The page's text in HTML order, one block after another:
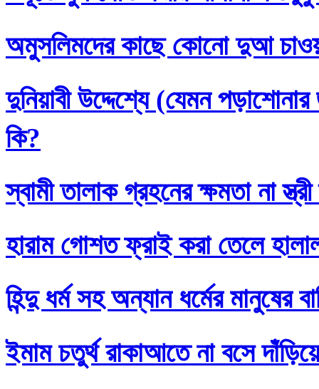
অমুসলিমদের কাছে কোনো দুআ
দুনিয়াবী উদ্দেশ্যে (যেমন
কি?
স্বামী তালাক গ্রহনের ক্ষমতা না
হারাম গোশত ফ্রাই করা তেলে
হিন্দু ধর্ম সহ অন্যান ধর্মের মানুষের
ইমাম চতুর্থ রাকাআতে না বসে